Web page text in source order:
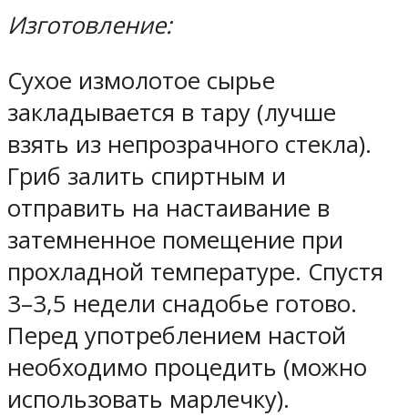
Изготовление:
Сухое измолотое сырье
закладывается в тару (лучше
взять из непрозрачного стекла).
Гриб залить спиртным и
отправить на настаивание в
затемненное помещение при
прохладной температуре. Спустя
3–3,5 недели снадобье готово.
Перед употреблением настой
необходимо процедить (можно
использовать марлечку).